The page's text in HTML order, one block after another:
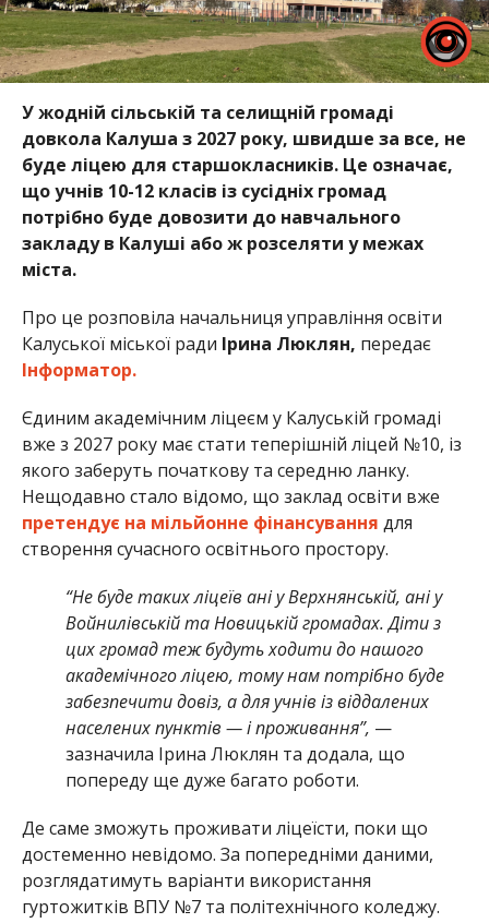
У жодній сільській та селищній громаді
довкола Калуша з 2027 року, швидше за все, не
буде ліцею для старшокласників. Це означає,
що учнів 10-12 класів із сусідніх громад
потрібно буде довозити до навчального
закладу в Калуші або ж розселяти у межах
міста.
Про це розповіла начальниця управління освіти
Калуської міської ради Ірина Люклян, передає
Інформатор.
Єдиним академічним ліцеєм у Калуській громаді
вже з 2027 року має стати теперішній ліцей №10, із
якого заберуть початкову та середню ланку.
Нещодавно стало відомо, що заклад освіти вже
претендує на мільйонне фінансування для
створення сучасного освітнього простору.
“Не буде таких ліцеїв ані у Верхнянській, ані у
Войнилівській та Новицькій громадах. Діти з
цих громад теж будуть ходити до нашого
академічного ліцею, тому нам потрібно буде
забезпечити довіз, а для учнів із віддалених
населених пунктів — і проживання”, —
зазначила Ірина Люклян та додала, що
попереду ще дуже багато роботи.
Де саме зможуть проживати ліцеїсти, поки що
достеменно невідомо. За попередніми даними,
розглядатимуть варіанти використання
гуртожитків ВПУ №7 та політехнічного коледжу.